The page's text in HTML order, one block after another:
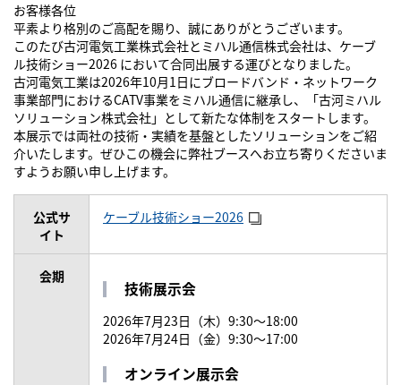
ブロードバンドシステムに関するお問い合わせ
閉じる
お客様各位
平素より格別のご高配を賜り、誠にありがとうございます。
このたび古河電気工業株式会社とミハル通信株式会社は、ケーブ
ル技術ショー2026 において合同出展する運びとなりました。
古河電気工業は2026年10月1日にブロードバンド・ネットワーク
事業部門におけるCATV事業をミハル通信に継承し、「古河ミハル
ソリューション株式会社」として新たな体制をスタートします。
本展示では両社の技術・実績を基盤としたソリューションをご紹
介いたします。ぜひこの機会に弊社ブースへお立ち寄りくださいま
すようお願い申し上げます。
公式サ
イト
ケーブル技術ショー2026
会期
技術展示会
2026年7月23日（木）9:30～18:00
2026年7月24日（金）9:30～17:00
オンライン展示会